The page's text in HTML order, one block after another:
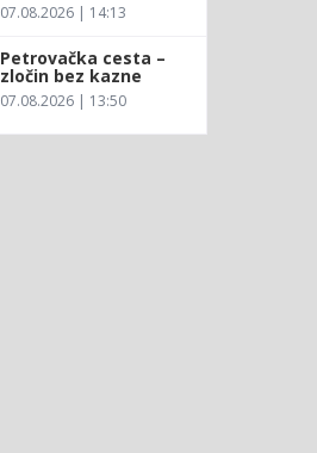
07.08.2026 | 14:13
Petrovačka cesta –
zločin bez kazne
07.08.2026 | 13:50